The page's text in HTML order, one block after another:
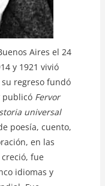
Aires el 24
y 1921 vivió
regreso fundó
publicó Fervor
universal
poesía, cuento,
en las
fue
idiomas y